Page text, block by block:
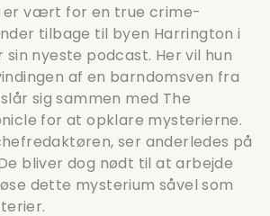
er vært for en true crime-
tilbage til byen Harrington i
sin nyeste podcast. Her vil hun
af en barndomsven fra
sig sammen med The
for at opklare mysterierne.
ser anderledes på
bliver dog nødt til at arbejde
dette mysterium såvel som